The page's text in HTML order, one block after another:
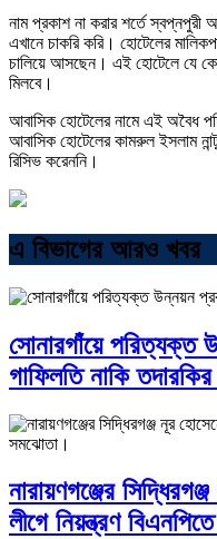
নাম প্রকাশ না করার শর্তে
এখানে চাকরি করি। হোটেলের
চালিয়ে আসছেন। এই হোটেলে যে
মিলবে।
আবাসিক হোটেলের নামে এই অবৈধ
আবাসিক হোটেলের কামরুল ইসলাম
রিসিভ করেননি।
এ বিভাগের আরও খবর
সোনারগাঁয়ে পরিত্যক্ত
গাফিলতি নাকি
নারায়ণগঞ্জের
লীগে নিয়ন্ত্রণ